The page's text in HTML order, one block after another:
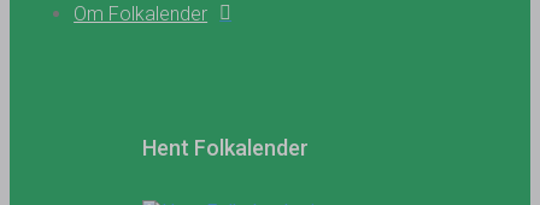
Om Folkalender
Hent Folkalender